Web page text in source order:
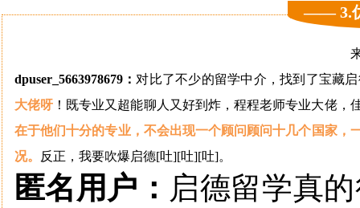
—— 3.
dpuser_5663978679： 对比了不少的留学中介，找到了宝藏
大佬呀 ！既专业又超能聊人又好到炸，程程老师专业大佬
在于他们十分的专业，不会出现一个顾问顾问十几个国家
况。
反正，我要吹爆启德[吐][吐][吐]。
匿名用户： 启德留学真